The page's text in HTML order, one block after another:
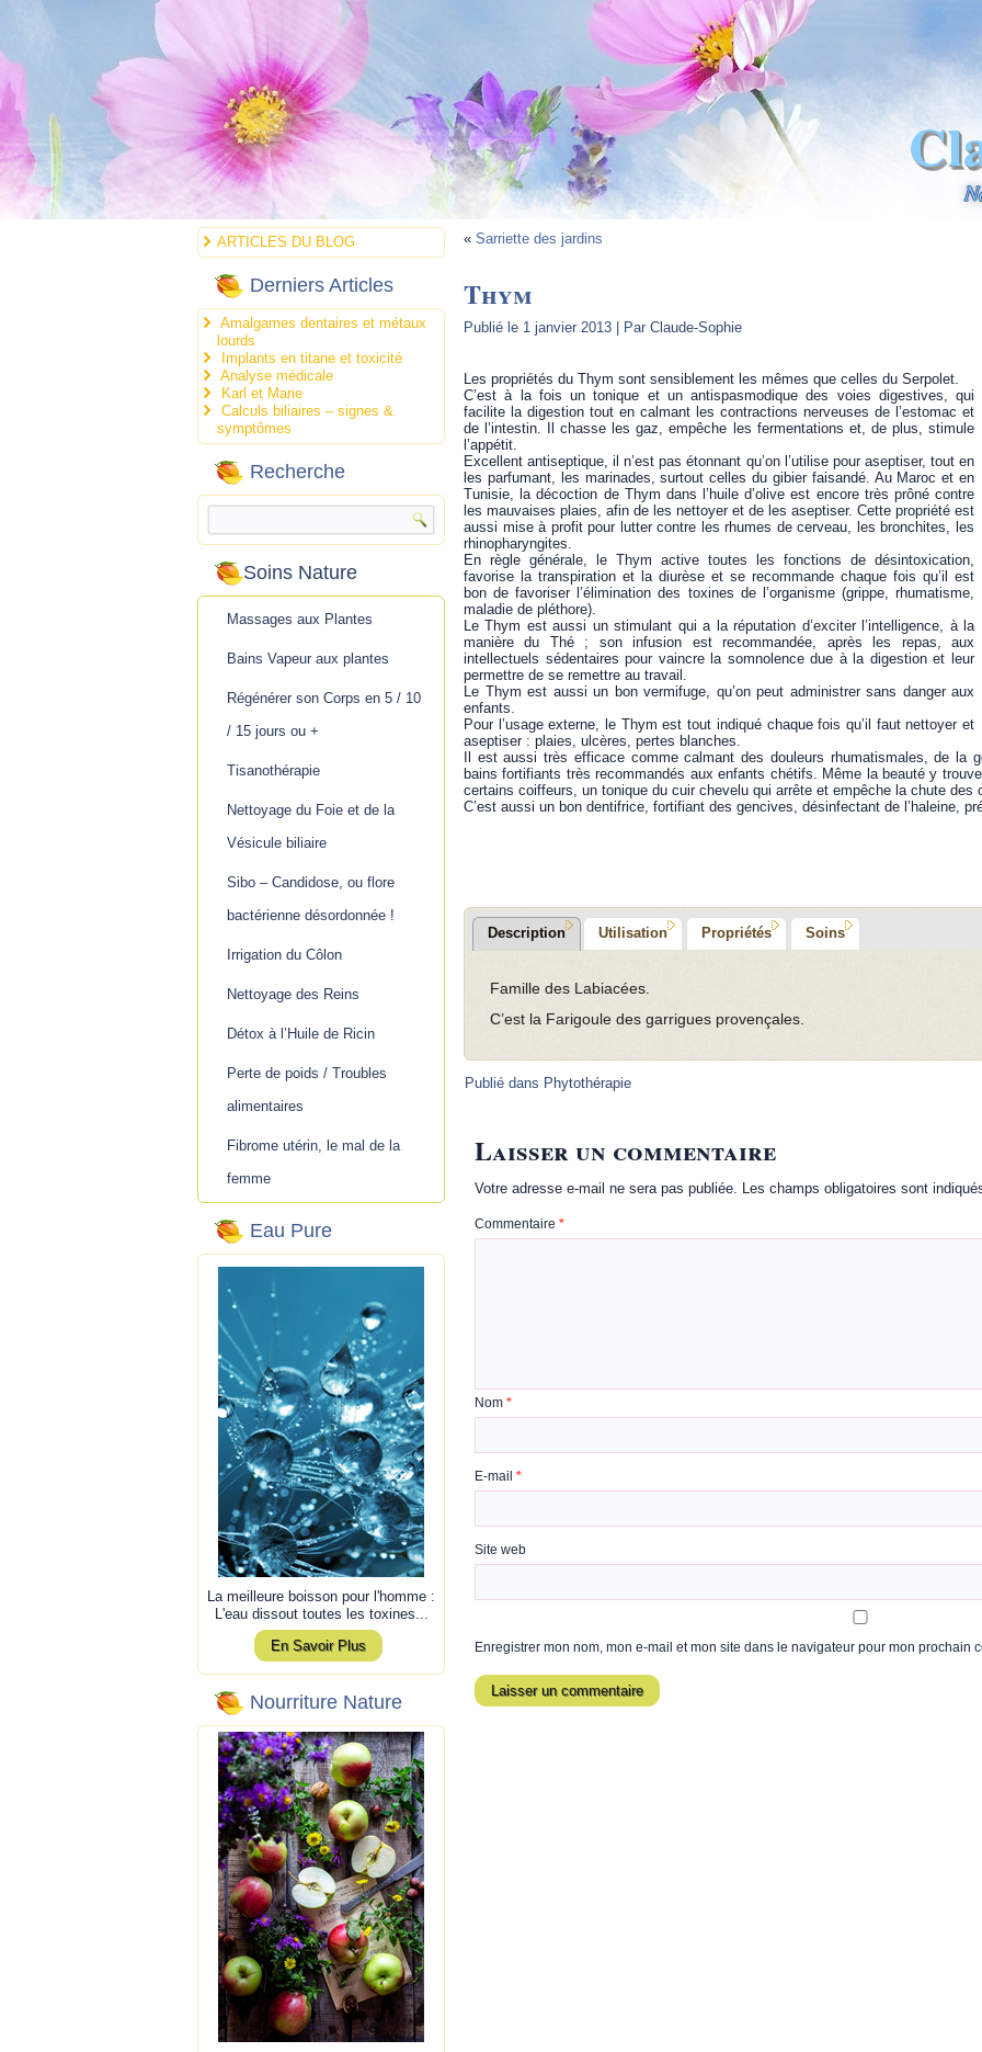
ARTICLES DU BLOG
Derniers Articles
Amalgames dentaires et métaux
lourds
Implants en titane et toxicité
Analyse médicale
Karl et Marie
Calculs biliaires – signes &
symptômes
Recherche
Soins Nature
Massages aux Plantes
Bains Vapeur aux plantes
Régénérer son Corps en 5 / 10
/ 15 jours ou +
Tisanothérapie
Nettoyage du Foie et de la
Vésicule biliaire
Sibo – Candidose, ou flore
bactérienne désordonnée !
Irrigation du Côlon
Nettoyage des Reins
Détox à l’Huile de Ricin
Perte de poids / Troubles
alimentaires
Fibrome utérin, le mal de la
femme
Eau Pure
La meilleure boisson pour l'homme :
L'eau dissout toutes les toxines...
En Savoir Plus
Nourriture Nature
« Sarriette des jardins
Thym
Publié le 1 janvier 2013 Par Claude-Sophie
Les propriétés du Thym sont sensiblement les mêmes que celles du Serpolet.
C’est à la fois un tonique et un antispasmodique des voies digestives, qui
facilite la digestion tout en calmant les contractions nerveuses de l’estomac et
de l’intestin. Il chasse les gaz, empêche les fermentations et, de plus, stimule
l’appétit.
Excellent antiseptique, il n’est pas étonnant qu’on l’utilise pour aseptiser, tout en
les parfumant, les marinades, surtout celles du gibier faisandé. Au Maroc et en
Tunisie, la décoction de Thym dans l’huile d’olive est encore très prôné contre
les mauvaises plaies, afin de les nettoyer et de les aseptiser. Cette propriété est
aussi mise à profit pour lutter contre les rhumes de cerveau, les bronchites, les
rhinopharyngites.
En règle générale, le Thym active toutes les fonctions de désintoxication,
favorise la transpiration et la diurèse et se recommande chaque fois qu’il est
bon de favoriser l’élimination des toxines de l’organisme (grippe, rhumatisme,
maladie de pléthore).
Le Thym est aussi un stimulant qui a la réputation d’exciter l’intelligence, à la
manière du Thé ; son infusion est recommandée, après les repas, aux
intellectuels sédentaires pour vaincre la somnolence due à la digestion et leur
permettre de se remettre au travail.
Le Thym est aussi un bon vermifuge, qu’on peut administrer sans danger aux
enfants.
Pour l’usage externe, le Thym est tout indiqué chaque fois qu’il faut nettoyer et
aseptiser : plaies, ulcères, pertes blanches.
Il est aussi très efficace comme calmant des douleurs rhumatismales, de la
bains fortifiants très recommandés aux enfants chétifs. Même la beauté y
certains coiffeurs, un tonique du cuir chevelu qui arrête et empêche la chute
C’est aussi un bon dentifrice, fortifiant des gencives, désinfectant de l’haleine,
Description Utilisation Propriétés Soins
Famille des Labiacées.
C’est la Farigoule des garrigues provençales.
Publié dans Phytothérapie
Laisser un commentaire
Votre adresse e-mail ne sera pas publiée. Les champs obligatoires sont
Commentaire *
Nom *
E-mail *
Site web
Enregistrer mon nom, mon e-mail et mon site dans le navigateur pour mon prochain